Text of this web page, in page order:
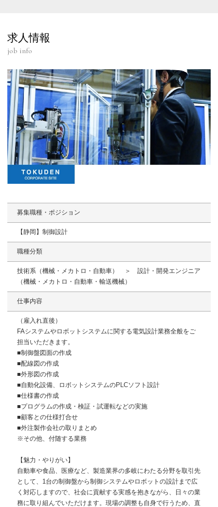
求人情報
job info
募集職種・ポジション
【静岡】制御設計
職種分類
技術系（機械・メカトロ・自動車） ＞ 設計・開発エンジニア
（機械・メカトロ・自動車・輸送機械）
仕事内容
（雇入れ直後）
FAシステムやロボットシステムに関する電気設計業務全般をご
担当いただきます。
■制御盤図面の作成
■配線図の作成
■外形図の作成
■自動化設備、ロボットシステムのPLCソフト設計
■仕様書の作成
■プログラムの作成・検証・試運転などの実施
■顧客との仕様打合せ
■外注製作会社の取りまとめ
※その他、付随する業務
【魅力・やりがい】
自動車や食品、医療など、製造業界の多岐にわたる分野を取引先
として、1台の制御盤から制御システムやロボットの設計まで広
く対応しますので、社会に貢献する実感を抱きながら、日々の業
務に取り組んでいただけます。現場の調整も自身で行うため、直